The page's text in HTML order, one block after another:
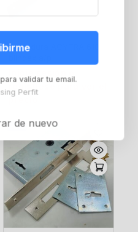
Cerradura ACYTRA 610
precio
-8%
validar tu email.
Perfit
de nuevo